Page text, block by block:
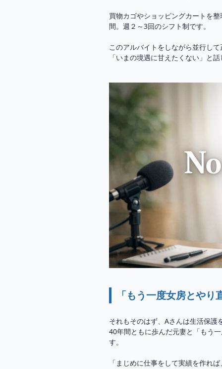
買物カゴやショッピングカートを
間。週２～3回のシフト制です。
このアルバイトをしながら並行し
「いまの境遇に甘えたくない」と
「もう一度女房とやり
それもそのはず、Aさんは生活保
40年間ともに歩んだ元妻と「もう
す。
「まじめに仕事をして実績を作れ